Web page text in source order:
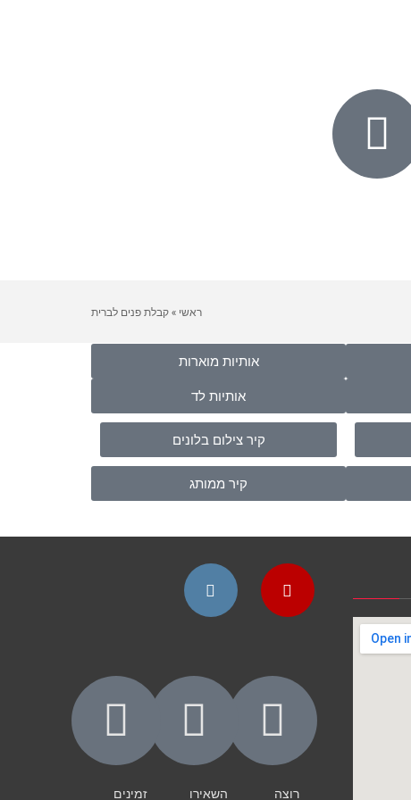
ראשי »קבלת פנים לברית
אותיות מוארות
אותיות לד
קיר צילום בלונים
קיר ממותג
רוצה השאירו זמינים